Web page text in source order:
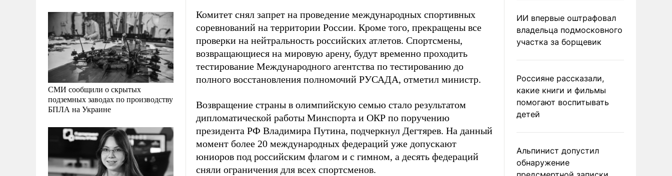
СМИ сообщили о скрытых
подземных заводах по производству
БПЛА на Украине
Комитет снял запрет на проведение международных спортивных
соревнований на территории России. Кроме того, прекращены все
проверки на нейтральность российских атлетов. Спортсмены,
возвращающиеся на мировую арену, будут временно проходить
тестирование Международного агентства по тестированию до
полного восстановления полномочий РУСАДА, отметил министр.
Возвращение страны в олимпийскую семью стало результатом
дипломатической работы Минспорта и ОКР по поручению
президента РФ Владимира Путина, подчеркнул Дегтярев. На данный
момент более 20 международных федераций уже допускают
юниоров под российским флагом и с гимном, а десять федераций
сняли ограничения для всех спортсменов.
ИИ впервые оштрафовал
владельца подмосковного
участка за борщевик
Россияне рассказали,
какие книги и фильмы
помогают воспитывать
детей
Альпинист допустил
обнаружение